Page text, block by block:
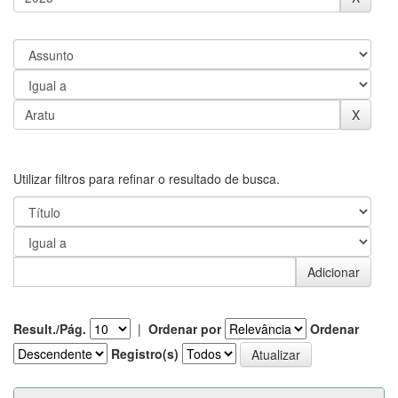
Utilizar filtros para refinar o resultado de busca.
Result./Pág. | Ordenar por
Ordenar
Registro(s)